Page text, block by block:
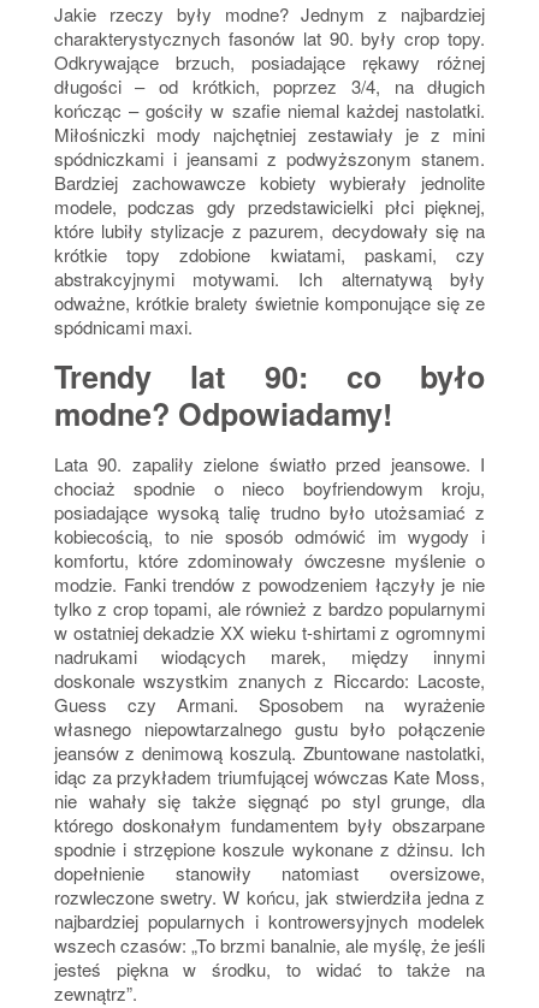
Jakie rzeczy były modne? Jednym z najbardziej
charakterystycznych fasonów lat 90. były crop topy.
Odkrywające brzuch, posiadające rękawy różnej
długości – od krótkich, poprzez 3/4, na długich
kończąc – gościły w szafie niemal każdej nastolatki.
Miłośniczki mody najchętniej zestawiały je z mini
spódniczkami i jeansami z podwyższonym stanem.
Bardziej zachowawcze kobiety wybierały jednolite
modele, podczas gdy przedstawicielki płci pięknej,
które lubiły stylizacje z pazurem, decydowały się na
krótkie topy zdobione kwiatami, paskami, czy
abstrakcyjnymi motywami. Ich alternatywą były
odważne, krótkie bralety świetnie komponujące się ze
spódnicami maxi.
Trendy lat 90: co było
modne? Odpowiadamy!
Lata 90. zapaliły zielone światło przed jeansowe. I
chociaż spodnie o nieco boyfriendowym kroju,
posiadające wysoką talię trudno było utożsamiać z
kobiecością, to nie sposób odmówić im wygody i
komfortu, które zdominowały ówczesne myślenie o
modzie. Fanki trendów z powodzeniem łączyły je nie
tylko z crop topami, ale również z bardzo popularnymi
w ostatniej dekadzie XX wieku t-shirtami z ogromnymi
nadrukami wiodących marek, między innymi
doskonale wszystkim znanych z Riccardo: Lacoste,
Guess czy Armani. Sposobem na wyrażenie
własnego niepowtarzalnego gustu było połączenie
jeansów z denimową koszulą. Zbuntowane nastolatki,
idąc za przykładem triumfującej wówczas Kate Moss,
nie wahały się także sięgnąć po styl grunge, dla
którego doskonałym fundamentem były obszarpane
spodnie i strzępione koszule wykonane z dżinsu. Ich
dopełnienie stanowiły natomiast oversizowe,
rozwleczone swetry. W końcu, jak stwierdziła jedna z
najbardziej popularnych i kontrowersyjnych modelek
wszech czasów: „To brzmi banalnie, ale myślę, że jeśli
jesteś piękna w środku, to widać to także na
zewnątrz”.